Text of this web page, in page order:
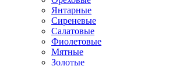
Янтарные
Сиреневые
Салатовые
Фиолетовые
Мятные
Золотые